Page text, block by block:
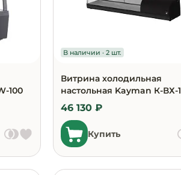
100
Витрина холодильная
настольная Kayman К-ВХ-1
В наличии · 2 шт.
46 130 ₽
Купить